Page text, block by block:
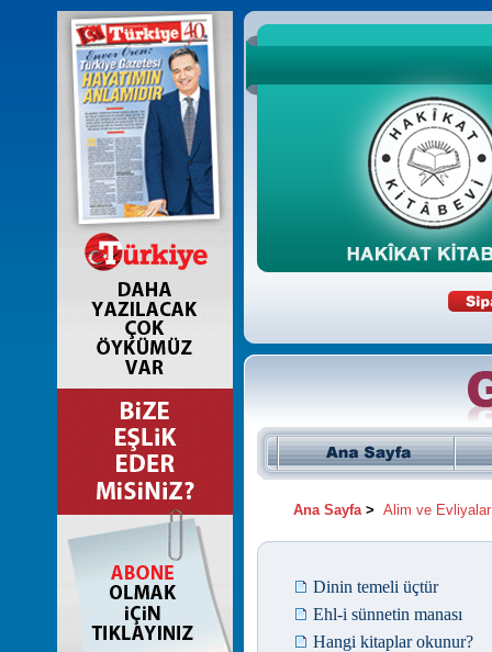
Ana Sayfa> Alim ve
Dinin temeli üçtür
Ehl-i sünnetin manası
Hangi kitaplar okunur?